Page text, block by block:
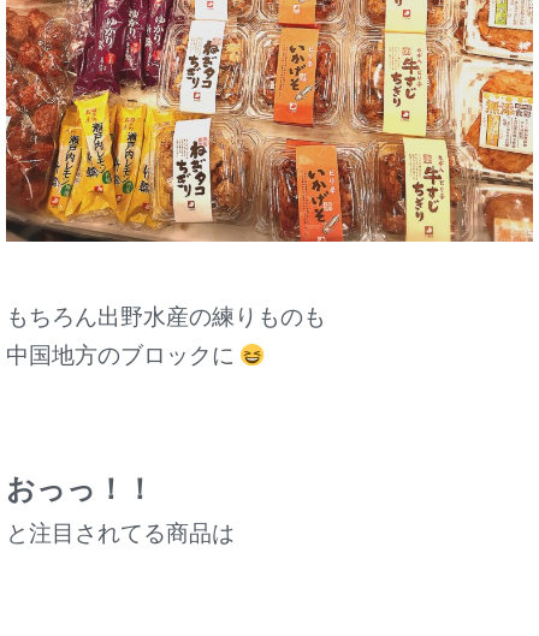
もちろん出野水産の練りものも
中国地方のブロックに
おっっ！！
と注目されてる商品は